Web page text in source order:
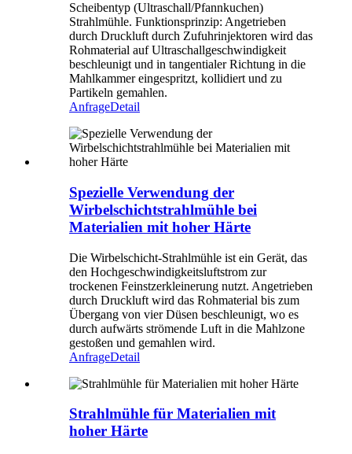
Scheibentyp (Ultraschall/Pfannkuchen)
Strahlmühle. Funktionsprinzip: Angetrieben
durch Druckluft durch Zufuhrinjektoren wird das
Rohmaterial auf Ultraschallgeschwindigkeit
beschleunigt und in tangentialer Richtung in die
Mahlkammer eingespritzt, kollidiert und zu
Partikeln gemahlen.
AnfrageDetail
Spezielle Verwendung der
Wirbelschichtstrahlmühle bei
Materialien mit hoher Härte
Die Wirbelschicht-Strahlmühle ist ein Gerät, das
den Hochgeschwindigkeitsluftstrom zur
trockenen Feinstzerkleinerung nutzt. Angetrieben
durch Druckluft wird das Rohmaterial bis zum
Übergang von vier Düsen beschleunigt, wo es
durch aufwärts strömende Luft in die Mahlzone
gestoßen und gemahlen wird.
AnfrageDetail
Strahlmühle für Materialien mit
hoher Härte